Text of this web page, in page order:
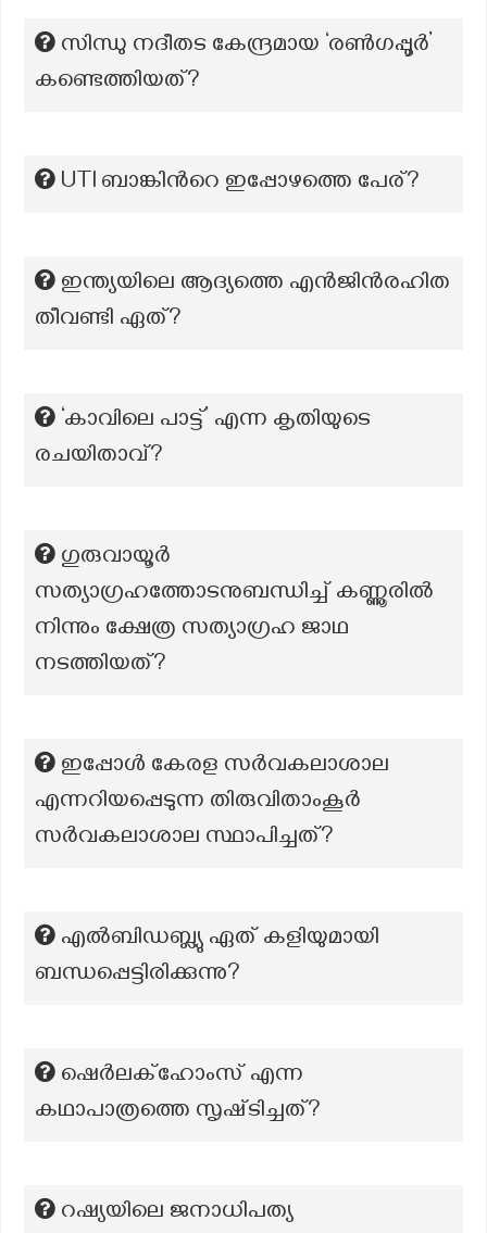
സിന്ധു നദീതട കേന്ദ്രമായ ‘രൺഗപ്പൂർ’
കണ്ടെത്തിയത്?
UTI ബാങ്കിന്‍റെ ഇപ്പോഴത്തെ പേര്?
ഇന്ത്യയിലെ ആദ്യത്തെ എൻജിൻരഹിത
തീവണ്ടി ഏത്?
‘കാവിലെ പാട്ട്’ എന്ന കൃതിയുടെ
രചയിതാവ്?
ഗുരുവായൂർ
സത്യാഗ്രഹത്തോടനുബന്ധിച്ച് കണ്ണൂരിൽ
നിന്നും ക്ഷേത്ര സത്യാഗ്രഹ ജാഥ
നടത്തിയത്?
ഇപ്പോൾ കേരള സർവകലാശാല
എന്നറിയപ്പെടുന്ന തിരുവിതാംകൂർ
സർവകലാശാല സ്ഥാപിച്ചത്?
എൽബിഡബ്ല്യു ഏത് കളിയുമായി
ബന്ധപ്പെട്ടിരിക്കുന്നു?
ഷെർലക്ഹോംസ് എന്ന
കഥാപാത്രത്തെ സൃഷ്‌ടിച്ചത്‌?
റഷ്യയിലെ ജനാധിപത്യ